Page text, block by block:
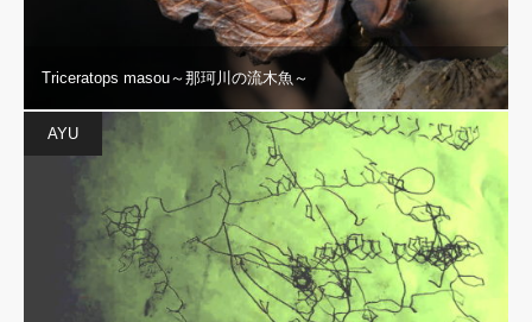
Triceratops masou～那珂川の流木魚～
AYU